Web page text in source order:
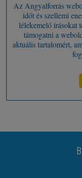
Az Angyalforrás
időt és szellemi
lélekemelő írásokat
támogatni a
aktuális tartalomért,